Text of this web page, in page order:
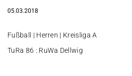
05.03.2018
Fußball | Herren | Kreisliga A
TuRa 86 : RuWa Dellwig